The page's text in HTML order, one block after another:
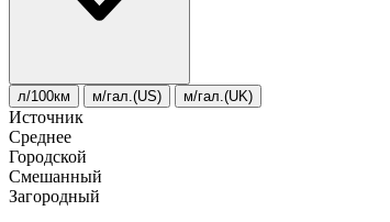
л/100км м/гал.(US) м/гал.(UK)
Источник
Среднее
Городской
Смешанный
Загородный